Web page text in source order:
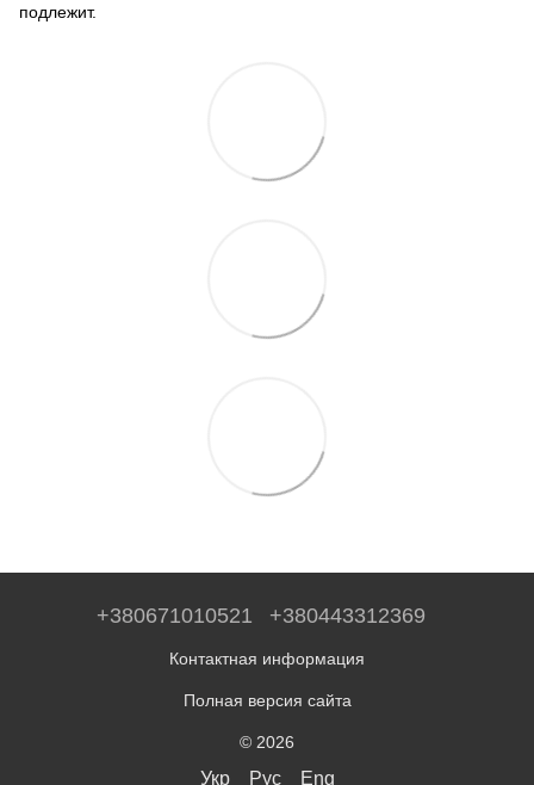
подлежит.
+380671010521 +380443312369
Контактная информация
Полная версия сайта
© 2026
Укр Рус Eng